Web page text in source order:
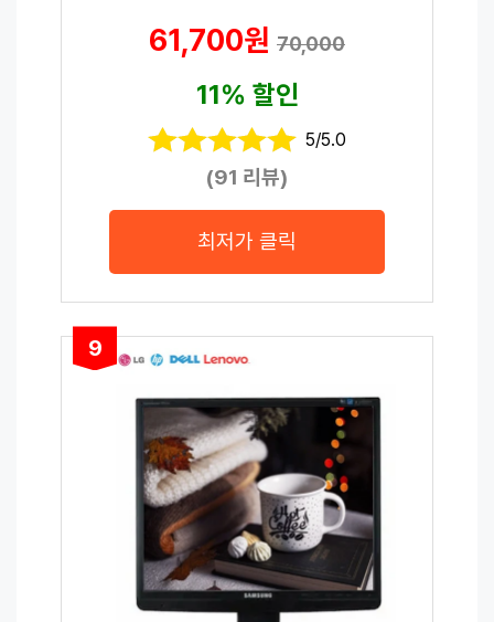
61,700원 70,000
11% 할인
5/5.0
(91 리뷰)
최저가 클릭
9